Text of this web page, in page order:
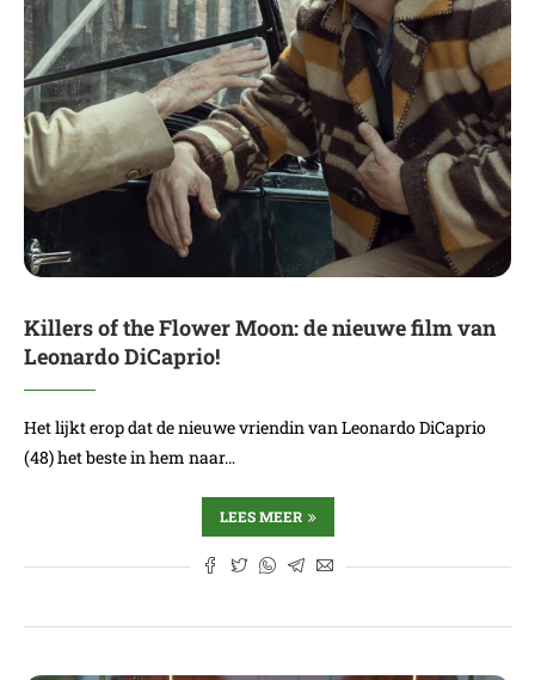
Killers of the Flower Moon: de nieuwe film van
Leonardo DiCaprio!
Het lijkt erop dat de nieuwe vriendin van Leonardo DiCaprio
(48) het beste in hem naar…
LEES MEER